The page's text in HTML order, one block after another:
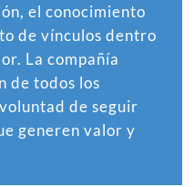
el conocimiento
de vínculos dentro
La compañía
de todos los
de seguir
generen valor y